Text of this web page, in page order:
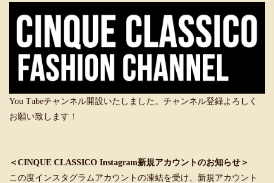
You Tubeチャンネル開設いたしました。チャンネル登録よろしく
お願い致します！
＜CINQUE CLASSICO Instagram新規アカウントのお知らせ＞
この度インスタグラムアカウントの凍結を受け、新規アカウント